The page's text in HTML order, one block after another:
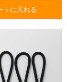
トに入れる